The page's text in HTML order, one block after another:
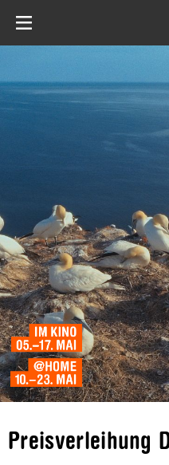
Preisverleihung